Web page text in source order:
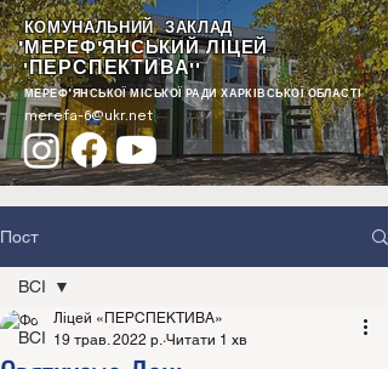
КОМУНАЛЬНИЙ ЗАКЛАД
"МЕРЕФ'ЯНСЬКИЙ ЛІЦЕЙ
"ПЕРСПЕКТИВА""
МЕРЕФ'ЯНСЬКОЇ МІСЬКОЇ РАДИ ХАРКІВСЬКОЇ ОБЛАСТІ
merefa-6@ukr.net
Пост
ВСІ
ВСІ
Ліцей «ПЕРСПЕКТИВА»
19 трав. 2022 р. Читати 1 хв